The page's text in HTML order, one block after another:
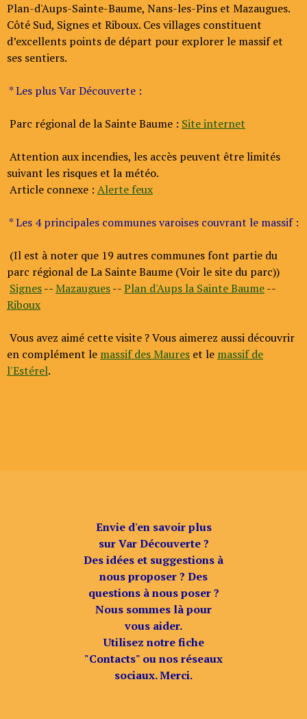
Plan-d'Aups-Sainte-Baume, Nans-les-Pins et Mazaugues.
Côté Sud, Signes et Riboux. Ces villages constituent
d’excellents points de départ pour explorer le massif et
ses sentiers.
* Les plus Var Découverte :
Parc régional de la Sainte Baume : Site internet
Attention aux incendies, les accès peuvent être limités
suivant les risques et la météo.
Article connexe : Alerte feux
* Les 4 principales communes varoises couvrant le massif :
(Il est à noter que 19 autres communes font partie du
parc régional de La Sainte Baume (Voir le site du parc))
Signes--Mazaugues--Plan d'Aups la Sainte Baume--
Riboux
Vous avez aimé cette visite ? Vous aimerez aussi découvrir
en complément le massif des Maures et le massif de
l'Estérel.
Envie d'en savoir plus
sur Var Découverte ?
Des idées et suggestions à
nous proposer ? Des
questions à nous poser ?
Nous sommes là pour
vous aider.
Utilisez notre fiche
"Contacts" ou nos réseaux
sociaux. Merci.